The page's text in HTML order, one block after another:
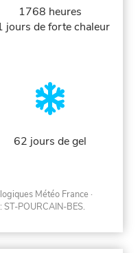
1768 heures
jours de forte chaleur
62 jours de gel
Météo France ·
ST-POURCAIN-BES.